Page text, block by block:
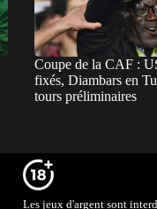
Coupe de la CAF :
fixés, Diambars en
tours préliminaires
Les jeux d'argent sont